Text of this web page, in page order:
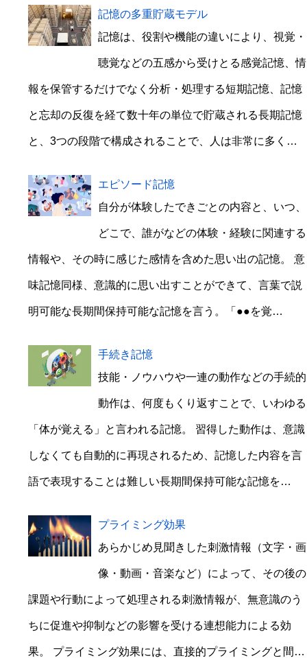
記憶の多重貯蔵モデル
記憶は、役割や機能の違いにより、視覚・
聴覚などの五感から受けとる感覚記憶、情
報を保管するだけでなく分析・処理する短期記憶、記憶
と忘却の反復を経て数十年の単位で貯蔵される長期記憶
と、3つの段階で構成されることで、人は非常に多く…
エピソード記憶
自分が体験したできごとの内容と、いつ、
どこで、誰がなどの体験・経験に関連する
情報や、その時に感じた感情を含めた思い出の記憶。 意
味記憶同様、意識的に思い出すことができて、言葉で説
明可能な長期間保持可能な記憶を言う。「●●を覚…
手続き記憶
技能・ノウハウや一連の動作などの手続的
動作は、何度もくり返すことで、いわゆる
「体が覚える」と言われる記憶。 習得した動作は、意識
しなくても自動的に再現されるため、記憶した内容を言
語で表現することは難しい長期間保持可能な記憶を…
プライミング効果
あらかじめ見聞きした刺激情報（文字・画
像・動画・音楽など）によって、その後の
課題や行動によって処理される刺激情報が、無意識のう
ちに促進や抑制などの影響を受ける連想能力による効
果。 プライミング効果には、直接的プライミングと間…